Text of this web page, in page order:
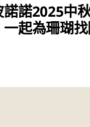
諾諾2025中
一起為珊瑚